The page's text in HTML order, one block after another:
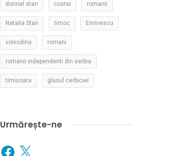
dorinel stan costei romanii
Natalia Stan timoc Eminescu
voivodina romani
romanii independenti din serbia
timisoara glasul cerbiciei
Urmărește-ne
Facebook
X